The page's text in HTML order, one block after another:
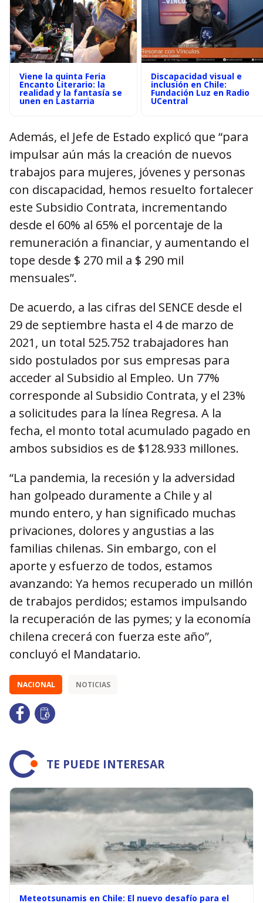
Viene la quinta Feria
Encanto Literario: la
realidad y la fantasía se
unen en Lastarria
Discapacidad visual e
inclusión en Chile:
Fundación Luz en Radio
UCentral
Además, el Jefe de Estado explicó que “para
impulsar aún más la creación de nuevos
trabajos para mujeres, jóvenes y personas
con discapacidad, hemos resuelto fortalecer
este Subsidio Contrata, incrementando
desde el 60% al 65% el porcentaje de la
remuneración a financiar, y aumentando el
tope desde $ 270 mil a $ 290 mil
mensuales”.
De acuerdo, a las cifras del SENCE desde el
29 de septiembre hasta el 4 de marzo de
2021, un total 525.752 trabajadores han
sido postulados por sus empresas para
acceder al Subsidio al Empleo. Un 77%
corresponde al Subsidio Contrata, y el 23%
a solicitudes para la línea Regresa. A la
fecha, el monto total acumulado pagado en
ambos subsidios es de $128.933 millones.
“La pandemia, la recesión y la adversidad
han golpeado duramente a Chile y al
mundo entero, y han significado muchas
privaciones, dolores y angustias a las
familias chilenas. Sin embargo, con el
aporte y esfuerzo de todos, estamos
avanzando: Ya hemos recuperado un millón
de trabajos perdidos; estamos impulsando
la recuperación de las pymes; y la economía
chilena crecerá con fuerza este año”,
concluyó el Mandatario.
NACIONAL NOTICIAS
TE PUEDE INTERESAR
Meteotsunamis en Chile: El nuevo desafío para el